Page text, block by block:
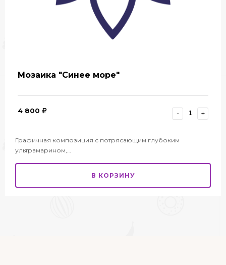
Мозаика "Синее море"
4 800 - +
Графичная композиция с потрясающим глубоким
ультрамарином,…
В КОРЗИНУ